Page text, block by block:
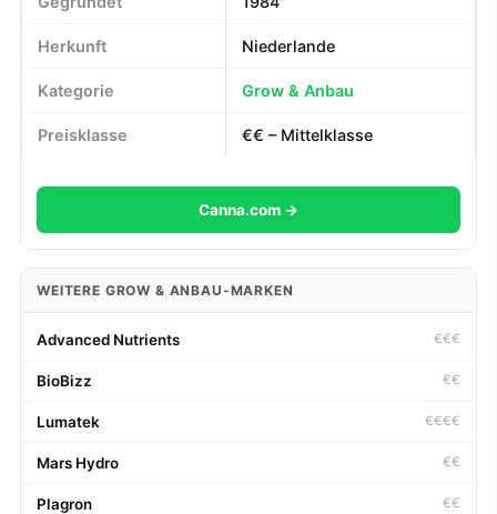
Herkunft Niederlande
Kategorie Grow & Anbau
Preisklasse €€ – Mittelklasse
Canna.com →
WEITERE GROW & ANBAU-MARKEN
Advanced Nutrients €€€
BioBizz €€
Lumatek €€€€
Mars Hydro €€
Plagron €€